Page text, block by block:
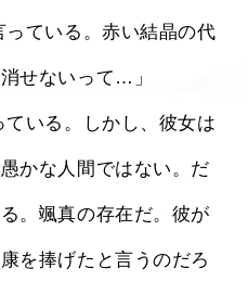
せないって…」
かな人間ではない。だ
。颯真の存在だ。彼が
を捧げたと言うのだろ